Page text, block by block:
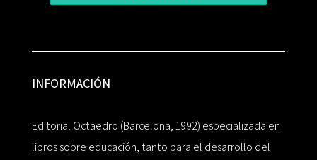
INFORMACIÓN
Editorial Octaedro (Barcelona, 1992) especializada en
libros sobre educación, tanto para el desarrollo del